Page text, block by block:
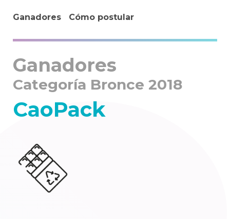
Ganadores Cómo postular
Ganadores
Categoría Bronce 2018
CaoPack